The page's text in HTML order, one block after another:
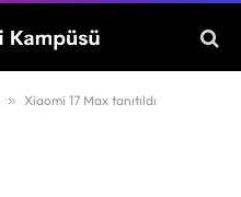
» Xiaomi 17 Max tanıtıldı